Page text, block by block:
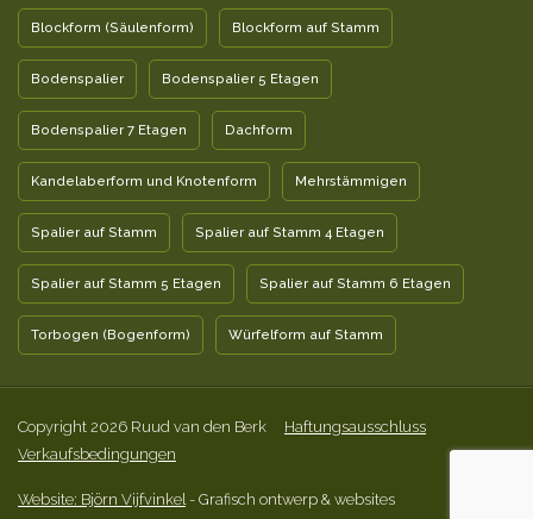
Blockform (Säulenform) Blockform auf Stamm
Bodenspalier Bodenspalier 5 Etagen
Bodenspalier 7 Etagen Dachform
Kandelaberform und Knotenform Mehrstämmigen
Spalier auf Stamm Spalier auf Stamm 4 Etagen
Spalier auf Stamm 5 Etagen Spalier auf Stamm 6 Etagen
Torbogen (Bogenform) Würfelform auf Stamm
Copyright 2026 Ruud van den Berk
Haftungsausschluss
Verkaufsbedingungen
Website: Björn Vijfvinkel- Grafisch ontwerp & websites